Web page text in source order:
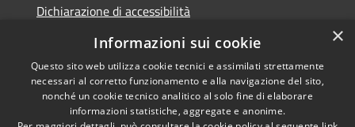
Dichiarazione di accessibilità
Obiettivi accessibilità
Copyright © 2026 • Comune di
×
Informazioni sui cookie
Questo sito web utilizza cookie tecnici e assimilati strettamente
necessari al corretto funzionamento e alla navigazione del sito,
nonché un cookie tecnico analitico al solo fine di elaborare
informazioni statistiche, aggregate e anonime.